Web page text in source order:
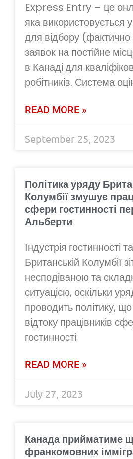
Express Entry – це
яка використовується
для відбору (фактично
заявок на постійне
в Канаді для
робітників. Система
READ MORE »
September 25, 2023
Політика уряду
Колумбії змушує
сфери гостинності
Альберти
Індустрія гостинності
Британській Колумбії
несподіваною та
ситуацією, оскільки
проводить політику,
відтоку працівників
гостинності
READ MORE »
July 27, 2023
Канада прийматиме
франкомовних